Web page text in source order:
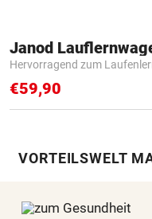
Janod
Hervorragend zum
€59,90
VORTEILSWELT